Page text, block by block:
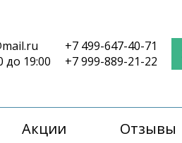
до 19:00
+7 499-647-40-71
+7 999-889-21-22
Акции Отзывы